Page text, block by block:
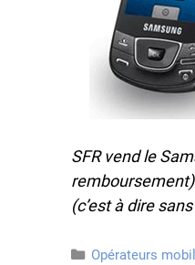
SFR vend le
(c’est à dire
Catégories
Opérateurs